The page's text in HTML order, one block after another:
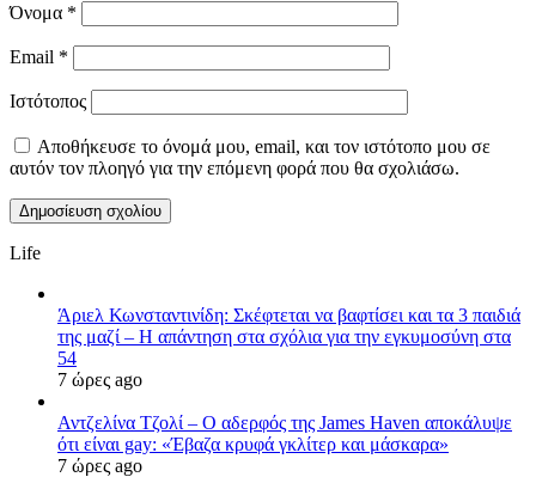
Όνομα *
Email *
Ιστότοπος
Αποθήκευσε το όνομά μου, email, και τον ιστότοπο μου σε
αυτόν τον πλοηγό για την επόμενη φορά που θα σχολιάσω.
Life
Άριελ Κωνσταντινίδη: Σκέφτεται να βαφτίσει και τα 3 παιδιά
της μαζί – Η απάντηση στα σχόλια για την εγκυμοσύνη στα
54
7 ώρες ago
Αντζελίνα Τζολί – Ο αδερφός της James Haven αποκάλυψε
ότι είναι gay: «Έβαζα κρυφά γκλίτερ και μάσκαρα»
7 ώρες ago